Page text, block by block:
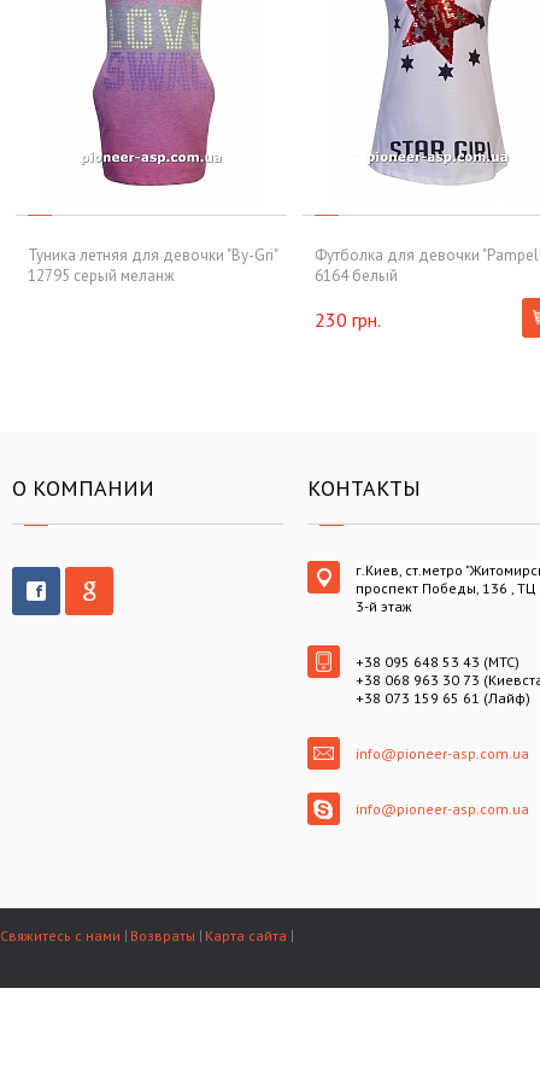
Туника летняя для девочки "By-Gri"
12795 серый меланж
Футболка для девочки
6164 белый
230 грн.
О КОМПАНИИ КОНТАКТЫ
г.Киев, ст.метро
проспект Победы, 136 , ТЦ
3-й этаж
+38 095 648 53 43 (МТС)
+38 068 963 30 73
+38 073 159 65 61 (Лайф)
info@pioneer-asp.com.ua
info@pioneer-asp.com.ua
Свяжитесь с нами Возвраты Карта сайта